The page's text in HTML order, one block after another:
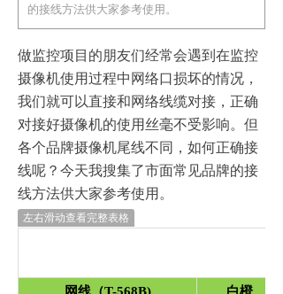
做监控项目的朋友们经常会遇到在监控
摄像机使用过程中网络口损坏的情况，
我们就可以直接和网络线缆对接，正确
对接好摄像机的使用丝毫不受影响。但
各个品牌摄像机尾线不同，如何正确接
线呢？今天我搜集了市面常见品牌的接
线方法供大家参考使用。
左右滑动查看完整表格
的接线方法供大家参考使用。